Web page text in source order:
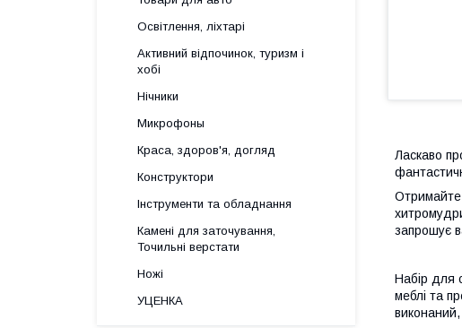
Ласкаво
Отримайте
запрошує
Набір для
меблі та
Освітлення, ліхтарі
Активний відпочинок, туризм і
хобі
Нічники
Микрофоны
Краса, здоров'я, догляд
Конструктори
Інструменти та обладнання
Камені для заточування,
Точильні верстати
Ножі
УЦЕНКА